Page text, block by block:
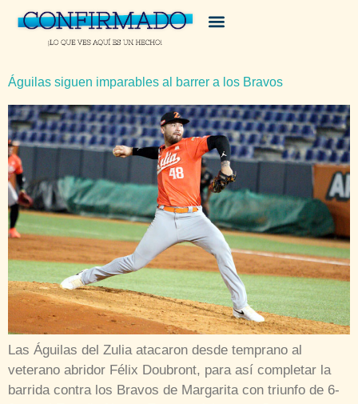
Águilas siguen imparables al barrer a los Bravos
Las Águilas del Zulia atacaron desde temprano al
veterano abridor Félix Doubront, para así completar la
barrida contra los Bravos de Margarita con triunfo de 6-